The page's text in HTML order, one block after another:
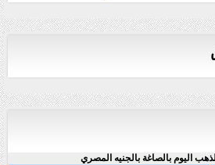
اليوم بالصاغة بالجنيه المصري